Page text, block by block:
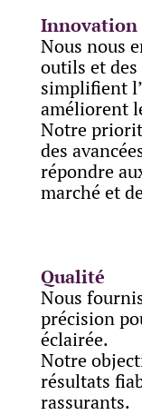
Innovation
Nous nous
outils et
simplifient
améliorent
Notre
des
répondre
marché et
Qualité
Nous
précision
éclairée.
Notre
résultats
rassurants.